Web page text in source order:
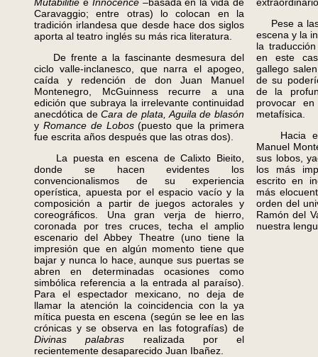
Caravaggio; entre otras) lo colocan en la
tradición irlandesa que desde hace dos siglos
aporta al teatro inglés su más rica literatura.
De frente a la fascinante desmesura del
ciclo valle-inclanesco, que narra el apogeo,
caída y redención de don Juan Manuel
Montenegro, McGuinness recurre a una
edición que subraya la irrelevante continuidad
anecdótica deCara de plata, Aguila de blasón
y Romance de Lobos(puesto que la primera
fue escrita años después que las otras dos).
La puesta en escena de Calixto Bieito,
donde se hacen evidentes los
convencionalismos de su experiencia
operística, apuesta por el espacio vacío y la
composición a partir de juegos actorales y
coreográficos. Una gran verja de hierro,
coronada por tres cruces, techa el amplio
escenario del Abbey Theatre (uno tiene la
impresión que en algún momento tiene que
bajar y nunca lo hace, aunque sus puertas se
abren en determinadas ocasiones como
simbólica referencia a la entrada al paraíso).
Para el espectador mexicano, no deja de
llamar la atención la coincidencia con la ya
mítica puesta en escena (según se lee en las
crónicas y se observa en las fotografías) de
Divinas palabras realizada por el
recientemente desaparecido Juan Ibañez.
Pese a las
escena y la
la
en este
gallego
de su
de la
provocar
metafísica.
Hacia el
Manuel
sus lobos,
los más
escrito en
más
orden del
Ramón del
nuestra